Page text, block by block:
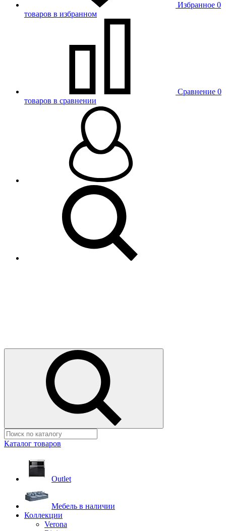
Избранное 0
товаров в избранном
Сравнение 0
товаров в сравнении
Каталог товаров
Outlet
Мебель в наличии
Коллекции
Verona